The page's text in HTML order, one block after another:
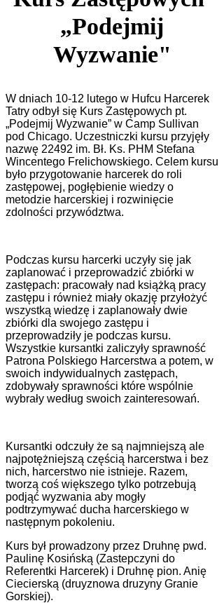
„Podejmij
Wyzwanie"
W dniach 10-12 lutego w Hufcu Harcerek
Tatry odbył się Kurs Zastępowych pt.
„Podejmij Wyzwanie” w Camp Sullivan
pod Chicago. Uczestniczki kursu przyjęły
nazwę 22492 im. Bł. Ks. PHM Stefana
Wincentego Frelichowskiego. Celem kursu
było przygotowanie harcerek do roli
zastępowej, pogłębienie wiedzy o
metodzie harcerskiej i rozwinięcie
zdolności przywództwa.
Podczas kursu harcerki uczyły się jak
zaplanować i przeprowadzić zbiórki w
zastępach: pracowały nad książką pracy
zastępu i również miały okazję przyłożyć
wszystką wiedzę i zaplanowały dwie
zbiórki dla swojego zastępu i
przeprowadziły je podczas kursu.
Wszystkie kursantki zaliczyły sprawność
Patrona Polskiego Harcerstwa a potem, w
swoich indywidualnych zastępach,
zdobywały sprawności które wspólnie
wybrały według swoich zainteresowań.
Kursantki odczuły że są najmniejszą ale
najpotężniejszą częścią harcerstwa i bez
nich, harcerstwo nie istnieje. Razem,
tworzą coś większego tylko potrzebują
podjąć wyzwania aby mogły
podtrzymywać ducha harcerskiego w
następnym pokoleniu.
Kurs był prowadzony przez Druhnę pwd.
Paulinę Kosińską (Zastepczyni do
Referentki Harcerek) i Druhnę pion. Anię
Ciecierską (druyznowa druzyny Granie
Gorskiej).